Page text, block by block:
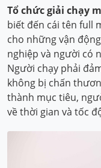
Tổ chức giải chạy
biết đến cái tên full
cho những vận
nghiệp và người có
Người chạy phải
không bị chấn
thành mục tiêu,
về thời gian và tốc